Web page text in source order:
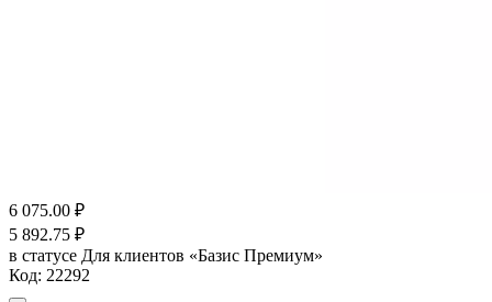
6 075.00 ₽
5 892.75 ₽
в статусе Для клиентов «Базис Премиум»
Код: 22292